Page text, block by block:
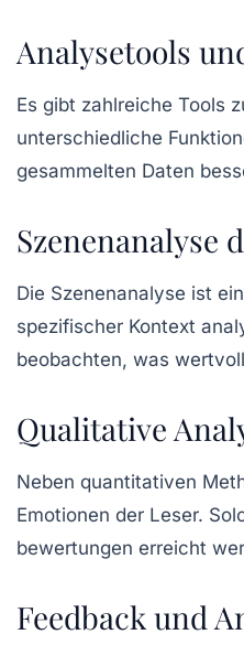
Analysetools
Es gibt zahlreiche Tools
unterschiedliche
gesammelten Daten
Szenenanalyse
Die Szenenanalyse ist
spezifischer Kontext
beobachten, was
Qualitative
Neben quantitativen
Emotionen der Leser.
bewertungen erreicht
Feedback und